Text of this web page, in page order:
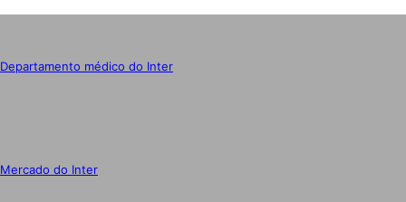
Departamento médico do Inter
Mercado do Inter